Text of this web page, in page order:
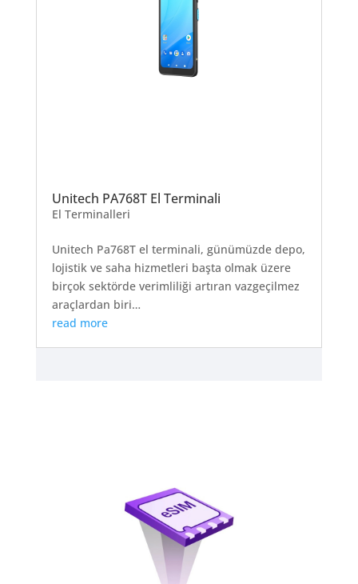
Unitech PA768T El Terminali
El Terminalleri
Unitech Pa768T el terminali, günümüzde depo,
lojistik ve saha hizmetleri başta olmak üzere
birçok sektörde verimliliği artıran vazgeçilmez
araçlardan biri…
read more